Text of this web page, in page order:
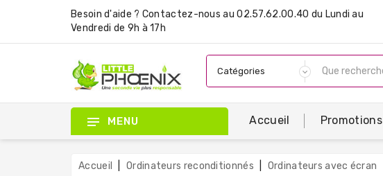
Besoin d'aide ? Contactez-nous au 02.57.62.00.40 du Lundi au
Vendredi de 9h à 17h
MENU Accueil Promotions
Accueil Ordinateurs reconditionnés Ordinateurs avec écran